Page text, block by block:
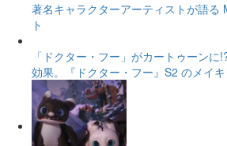
著名キャラクターアーティストが語る
ト
「ドクター・フー」がカートゥーン
効果。『ドクター・フー』S2 のメイ